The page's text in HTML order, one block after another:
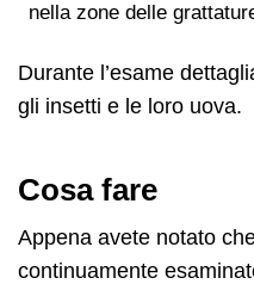
nella zone delle
Durante l’esame
gli insetti e le loro uova.
Cosa fare
Appena avete notato
continuamente